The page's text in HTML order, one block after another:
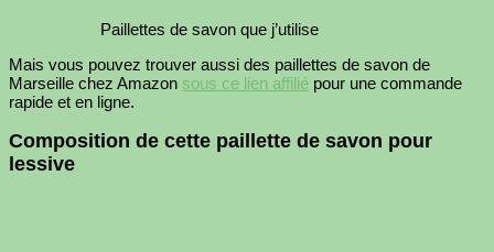
Paillettes de savon que j’utilise
Mais vous pouvez trouver aussi des paillettes de savon de
Marseille chez Amazon sous ce lien affilié pour une commande
rapide et en ligne.
Composition de cette paillette de savon pour
lessive